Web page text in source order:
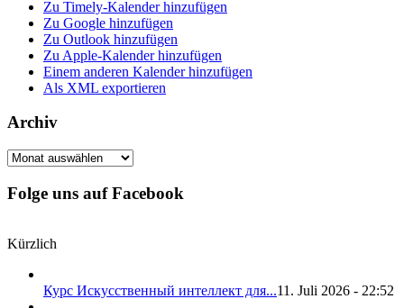
Zu Timely-Kalender hinzufügen
Zu Google hinzufügen
Zu Outlook hinzufügen
Zu Apple-Kalender hinzufügen
Einem anderen Kalender hinzufügen
Als XML exportieren
Archiv
Archiv
Folge uns auf Facebook
Kürzlich
Курс Искусственный интеллект для...11. Juli 2026 - 22:52